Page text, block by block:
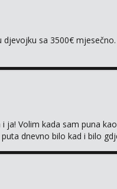
sa 3500€
Volim kada sam puna
dnevno bilo kad i bilo